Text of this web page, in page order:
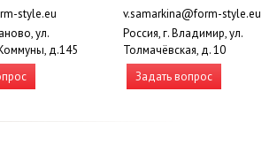
style.eu
ул.
д.145
v.samarkina@form-style.eu
Россия, г. Владимир, ул.
Толмачёвская, д. 10
Задать вопрос